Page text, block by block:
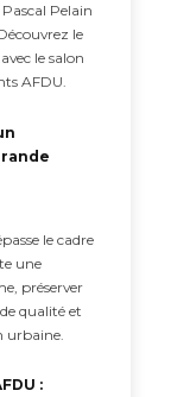
Pelain
le
le salon
AFDU.
le cadre
une
préserver
qualité et
urbaine.
: